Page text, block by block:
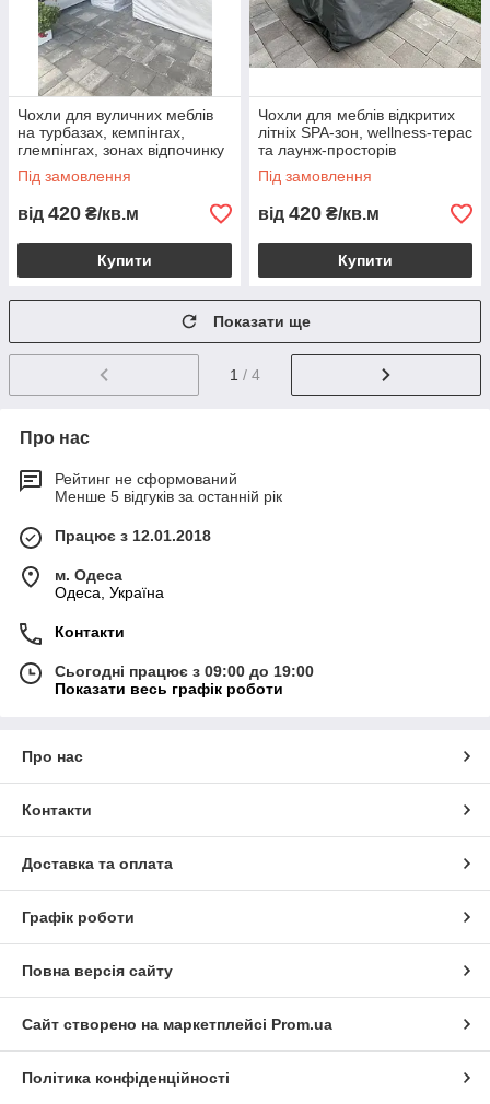
Чохли для вуличних меблів
на турбазах, кемпінгах,
глемпінгах, зонах відпочинку
Під замовлення
від 420 ₴/кв.м
Купити
Чохли для меблів відкритих
літніх SPA-зон, wellness-терас
та лаунж-просторів
Під замовлення
від 420 ₴/кв.м
Купити
Показати ще
1 / 4
Про нас
Рейтинг не сформований
Менше 5 відгуків за останній рік
Працює з 12.01.2018
м. Одеса
Одеса, Україна
Контакти
Сьогодні працює з 09:00 до 19:00
Показати весь графік роботи
Про нас
Контакти
Доставка та оплата
Графік роботи
Повна версія сайту
Сайт створено на маркетплейсі Prom.ua
Політика конфіденційності